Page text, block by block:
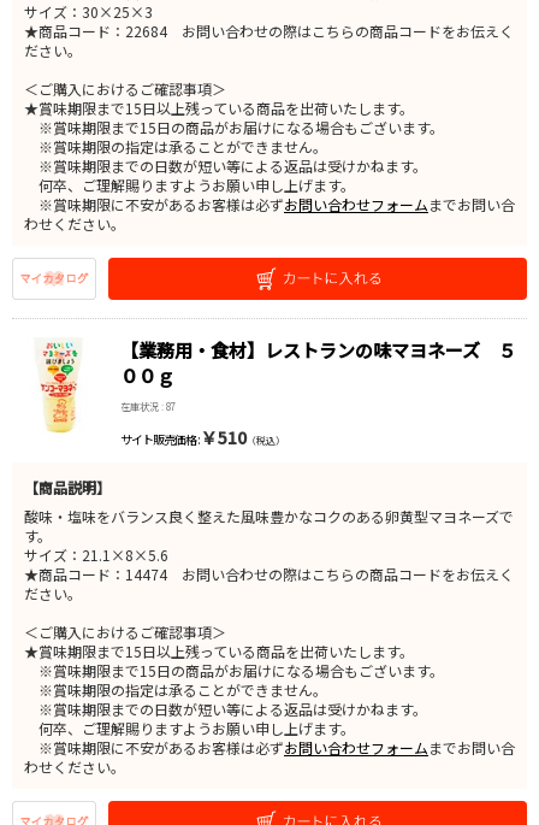
サイズ：30×25×3
★商品コード：22684 お問い合わせの際はこちらの商品コードをお伝えく
ださい。
＜ご購入におけるご確認事項＞
★賞味期限まで15日以上残っている商品を出荷いたします。
※賞味期限まで15日の商品がお届けになる場合もございます。
※賞味期限の指定は承ることができません。
※賞味期限までの日数が短い等による返品は受けかねます。
何卒、ご理解賜りますようお願い申し上げます。
※賞味期限に不安があるお客様は必ずお問い合わせフォームまでお問い合
わせください。
【業務用・食材】レストランの味マヨネーズ ５
００ｇ
在庫状況 : 87
サイト販売価格 : ￥510（税込）
【商品説明】
酸味・塩味をバランス良く整えた風味豊かなコクのある卵黄型マヨネーズで
す。
サイズ：21.1×8×5.6
★商品コード：14474 お問い合わせの際はこちらの商品コードをお伝えく
ださい。
＜ご購入におけるご確認事項＞
★賞味期限まで15日以上残っている商品を出荷いたします。
※賞味期限まで15日の商品がお届けになる場合もございます。
※賞味期限の指定は承ることができません。
※賞味期限までの日数が短い等による返品は受けかねます。
何卒、ご理解賜りますようお願い申し上げます。
※賞味期限に不安があるお客様は必ずお問い合わせフォームまでお問い合
わせください。